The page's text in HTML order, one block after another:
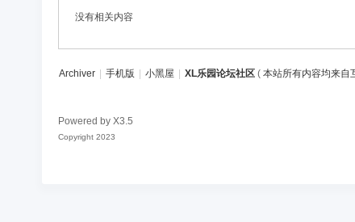
没有相关内容
Archiver 手机版 小黑屋 XL乐园论坛社区 ( 本站所有内容均来自
Powered by X3.5
Copyright 2023